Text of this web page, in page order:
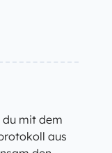
du mit dem
aus